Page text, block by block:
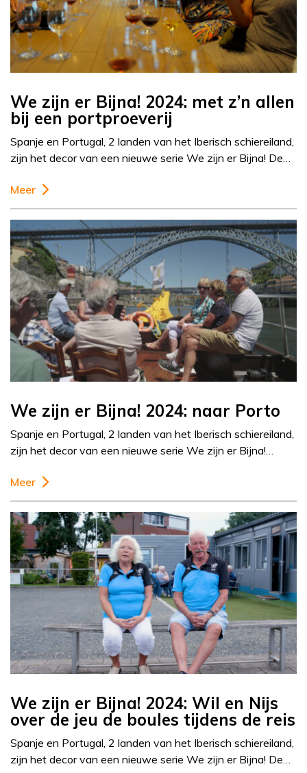
We zijn er Bijna! 2024: met z’n allen
bij een portproeverij
Spanje en Portugal, 2 landen van het Iberisch schiereiland,
zijn het decor van een nieuwe serie We zijn er Bijna! De…
Meer
We zijn er Bijna! 2024: naar Porto
Spanje en Portugal, 2 landen van het Iberisch schiereiland,
zijn het decor van een nieuwe serie We zijn er Bijna!…
Meer
We zijn er Bijna! 2024: Wil en Nijs
over de jeu de boules tijdens de reis
Spanje en Portugal, 2 landen van het Iberisch schiereiland,
zijn het decor van een nieuwe serie We zijn er Bijna! De…